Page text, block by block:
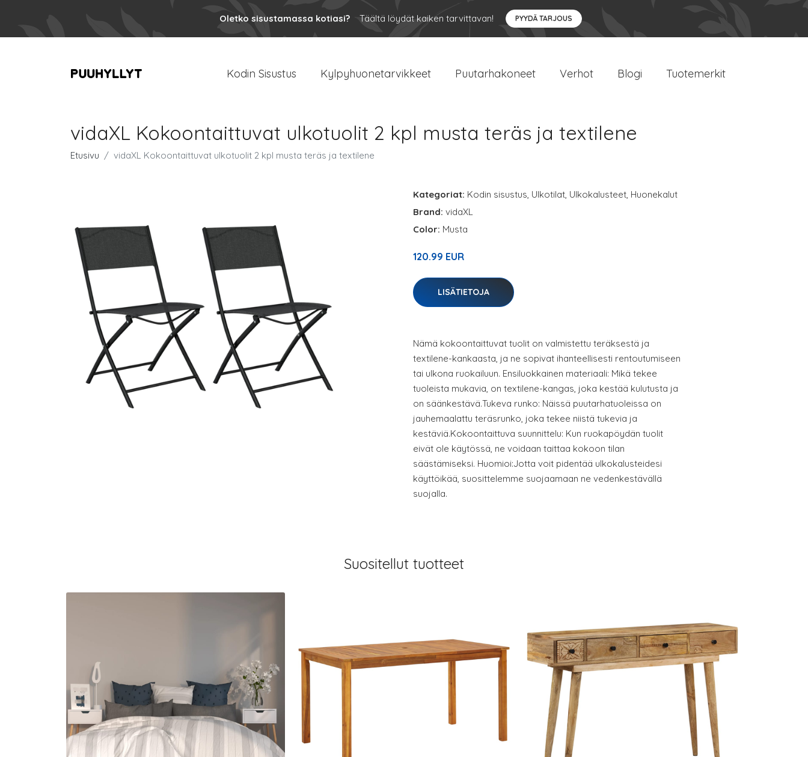
Oletko sisustamassa kotiasi? Täältä löydät kaiken tarvittavan! PYYDÄ TARJOUS
Kodin Sisustus Kylpyhuonetarvikkeet Puutarhakoneet Verhot Blogi Tuotemerkit
vidaXL Kokoontaittuvat ulkotuolit 2 kpl musta teräs ja textilene
Etusivu vidaXL Kokoontaittuvat ulkotuolit 2 kpl musta teräs ja textilene
Kategoriat: Kodin sisustus, Ulkotilat, Ulkokalusteet, Huonekalut
Brand: vidaXL
Color: Musta
120.99 EUR
LISÄTIETOJA
Nämä kokoontaittuvat tuolit on valmistettu teräksestä ja
textilene-kankaasta, ja ne sopivat ihanteellisesti rentoutumiseen
tai ulkona ruokailuun. Ensiluokkainen materiaali: Mikä tekee
tuoleista mukavia, on textilene-kangas, joka kestää kulutusta ja
on säänkestävä.Tukeva runko: Näissä puutarhatuoleissa on
jauhemaalattu teräsrunko, joka tekee niistä tukevia ja
kestäviä.Kokoontaittuva suunnittelu: Kun ruokapöydän tuolit
eivät ole käytössä, ne voidaan taittaa kokoon tilan
säästämiseksi. Huomioi:Jotta voit pidentää ulkokalusteidesi
käyttöikää, suosittelemme suojaamaan ne vedenkestävällä
suojalla.
Suositellut tuotteet